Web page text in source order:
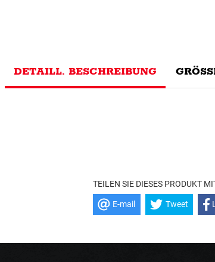
DETAILL. BESCHREIBUNG
TEILEN SIE DIESES PRODUKT
E-mail Tweet